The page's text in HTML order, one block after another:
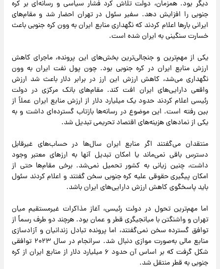
دیگر بود. همزمان، دولت تلاش کرد فشار سیاسی و رسانه‌ای بر کره
جنوبی را افزایش دهد. سفیر سئول در تهران احضار شد و مقام‌های
ایرانی بارها اعلام کردند که نگهداری منابع ایران به وون کره جنوبی باعث
خسارت سنگینی به ایران شده است.
یکی از مهم‌ترین و جنجالی‌ترین بخش‌های این پرونده، ماجرای کاهش
ارزش منابع ایران در کره جنوبی بود. چون پول نفت ایران به وون
نگهداری می‌شد، کاهش ارزش این ارز در برابر دلار باعث شد ارزش
واقعی دارایی‌های ایران افت کند. مقام‌های بانک مرکزی در دولت
رئیسی اعلام کردند حدود یک میلیارد دلار از ارزش منابع ایران عملاً از
بین رفته است. این موضوع در رسانه‌ها بازتاب گسترده‌ای داشت و به
یکی از نمادهای هزینه‌های اقتصاد تحریمی تبدیل شد.
منتقدان می‌گفتند اگر منابع ایران سال‌ها در حساب‌های غیرقابل
دسترس باقی نمی‌ماند یا امکان تبدیل آنها به ارزهای معتبر وجود
داشت، چنین زیانی به کشور تحمیل نمی‌شد. برخی مقام‌ها حتی از
امکان پیگیری حقوقی علیه کره جنوبی سخن گفتند و اعلام کردند سئول
باید پاسخگوی کاهش ارزش دارایی‌های ایران باشد.
اما مهم‌ترین تحول در دولت رئیسی، آغاز مذاکرات غیرمستقیم میان
تهران و واشنگتن با میانجیگری قطر و عمان بود. هرچند دو طرف رسماً از
توافق گسترده سخن نمی‌گفتند، اما پرونده تبادل زندانیان و آزادسازی
منابع مالی به‌صورت موازی دنبال شد. سرانجام در سال ۲۰۲۳ توافقی
شکل گرفت که بر اساس آن حدود ۶ میلیارد دلار از منابع ایران از کره
جنوبی به قطر منتقل شد.